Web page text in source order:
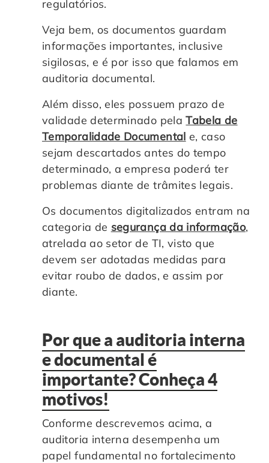
regulatórios.
Veja bem, os documentos guardam
informações importantes, inclusive
sigilosas, e é por isso que falamos em
auditoria documental.
Além disso, eles possuem prazo de
validade determinado pelaTabela de
Temporalidade Documental e, caso
sejam descartados antes do tempo
determinado, a empresa poderá ter
problemas diante de trâmites legais.
Os documentos digitalizados entram na
categoria de segurança da informação,
atrelada ao setor de TI, visto que
devem ser adotadas medidas para
evitar roubo de dados, e assim por
diante.
Por que a auditoria interna
e documental é
importante? Conheça 4
motivos!
Conforme descrevemos acima, a
auditoria interna desempenha um
papel fundamental no fortalecimento